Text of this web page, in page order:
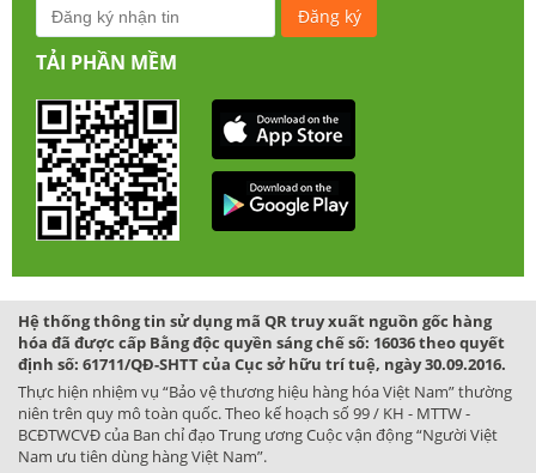
TẢI PHẦN MỀM
Hệ thống thông tin sử dụng mã QR truy xuất nguồn gốc hàng
hóa đã được cấp Bằng độc quyền sáng chế số: 16036 theo quyết
định số: 61711/QĐ-SHTT của Cục sở hữu trí tuệ, ngày 30.09.2016.
Thực hiện nhiệm vụ “Bảo vệ thương hiệu hàng hóa Việt Nam” thường
niên trên quy mô toàn quốc. Theo kế hoạch số 99 / KH - MTTW -
BCĐTWCVĐ của Ban chỉ đạo Trung ương Cuộc vận động “Người Việt
Nam ưu tiên dùng hàng Việt Nam”.